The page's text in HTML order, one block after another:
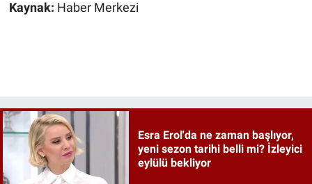
Kaynak: Haber Merkezi
Esra Erol'da ne zaman başlıyor,
yeni sezon tarihi belli mi? İzleyici
eylülü bekliyor